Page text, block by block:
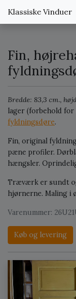
Klassiske Vinduer
Fin,
Bredde: 83,3 cm.,
lager (forbehold for
fyldningsdøre.
Fin, original
pæne profiler.
hængsler.
Træværk er sundt
hjørnerne. Maling i
Varenummer:
Køb og levering